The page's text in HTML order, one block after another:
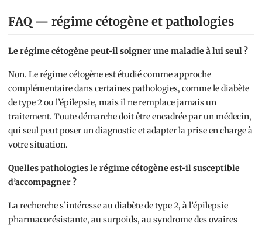
FAQ — régime cétogène et pathologies
Le régime cétogène peut-il soigner une maladie à lui seul ?
Non. Le régime cétogène est étudié comme approche
complémentaire dans certaines pathologies, comme le diabète
de type 2 ou l’épilepsie, mais il ne remplace jamais un
traitement. Toute démarche doit être encadrée par un médecin,
qui seul peut poser un diagnostic et adapter la prise en charge à
votre situation.
Quelles pathologies le régime cétogène est-il susceptible
d’accompagner ?
La recherche s’intéresse au diabète de type 2, à l’épilepsie
pharmacorésistante, au surpoids, au syndrome des ovaires